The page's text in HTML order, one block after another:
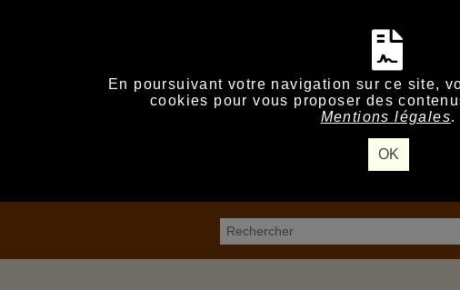
En poursuivant votre navigation sur ce site,
cookies pour vous proposer des
Mentions légales.
OK